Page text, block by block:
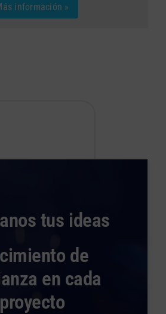
información »
tus ideas
de
en cada
proyecto